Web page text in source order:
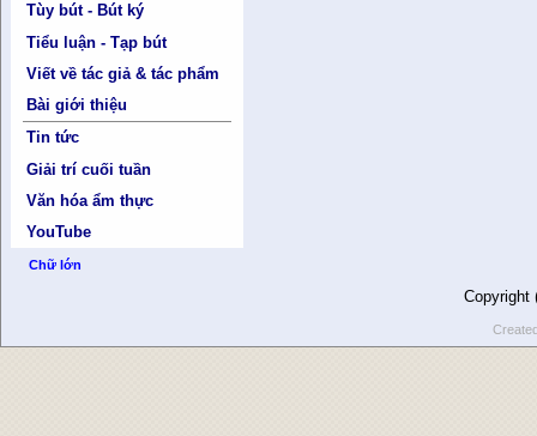
Tùy bút - Bút ký
Tiểu luận - Tạp bút
Viết về tác giả & tác phẩm
Bài giới thiệu
Tin tức
Giải trí cuối tuần
Văn hóa ẩm thực
YouTube
Chữ lớn
Copyright